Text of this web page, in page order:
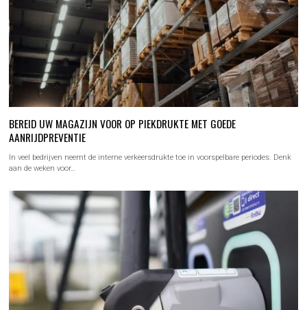
BEREID UW MAGAZIJN VOOR OP PIEKDRUKTE MET GOEDE
AANRIJDPREVENTIE
In veel bedrijven neemt de interne verkeersdrukte toe in voorspelbare periodes. Denk
aan de weken voor…